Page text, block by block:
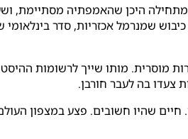
היכן שהאמפתיה מסתיימת,
שמנרמל אכזריות, סדר
מוסרית. מותו שייך לרשומות
צעדו בה לעבר חורבן.
חיים שהיו חשובים. פצע במצפון